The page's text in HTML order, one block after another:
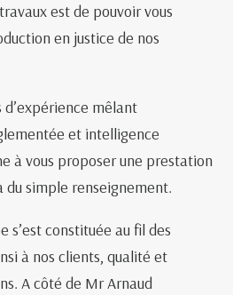
est de pouvoir vous
en justice de nos
mêlant
et intelligence
à vous proposer une prestation
du simple renseignement.
s’est constituée au fil des
à nos clients, qualité et
A côté de Mr Arnaud